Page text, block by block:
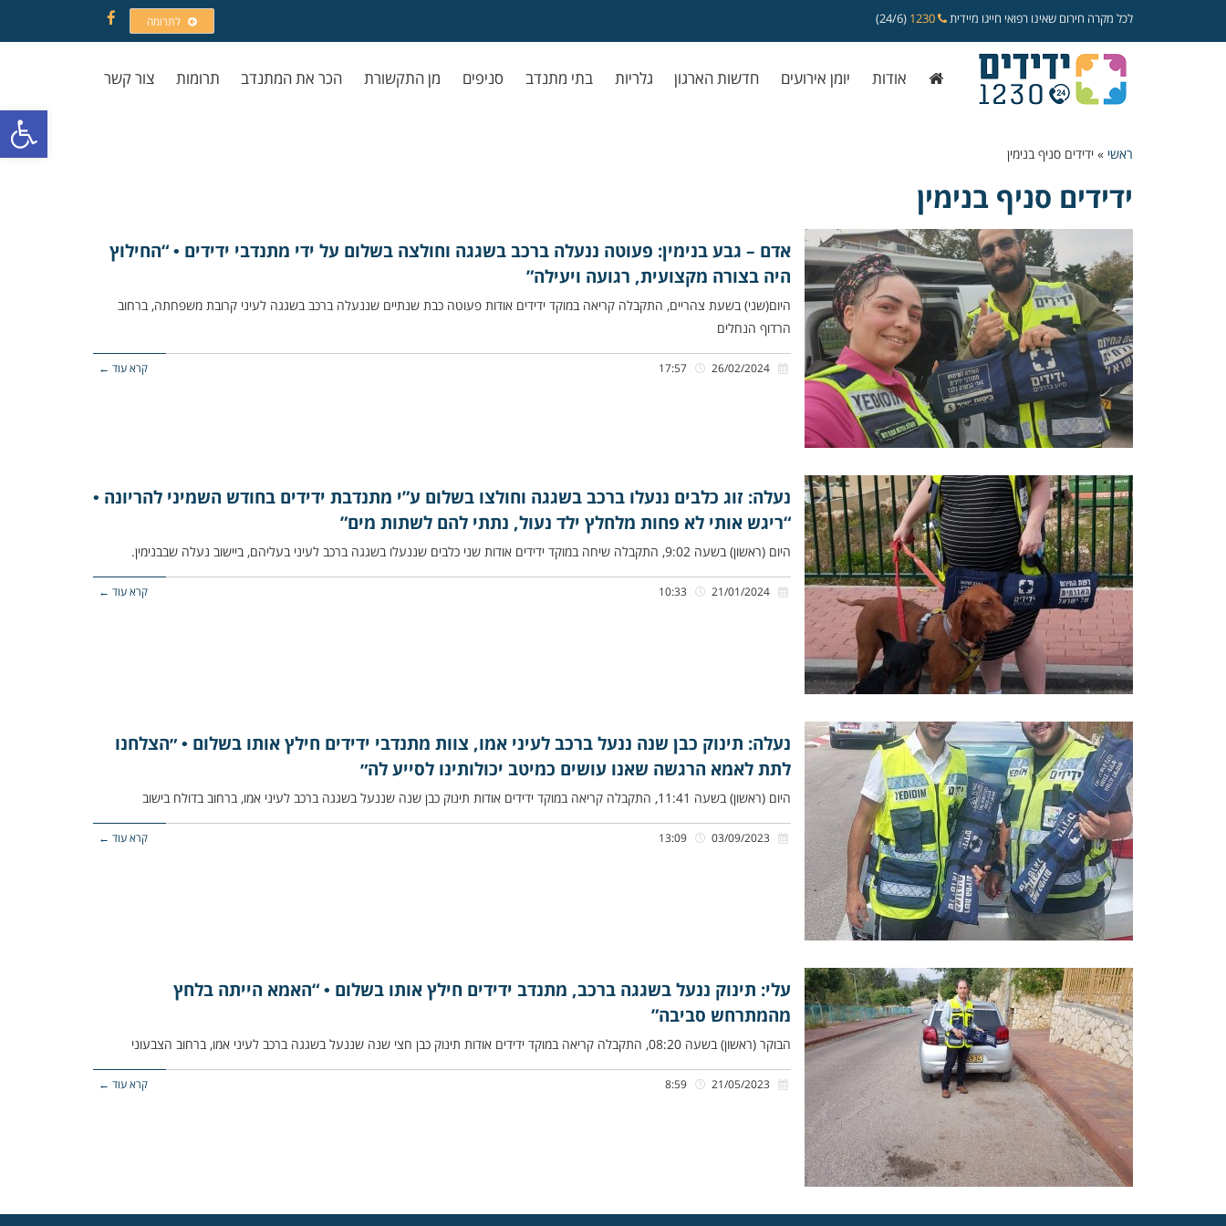
פתח
לכל מקרה חירום שאינו רפואי חייגו מיידית (24/6) לתרומה
Facebook
אודות יומן אירועים חדשות הארגון גלריות בתי מתנדב סניפים מן התקשורת הכר את המתנדב תרומות צור קשר
ראשי » ידידים סניף בנימין
ידידים סניף בנימין
אדם – גבע בנימין: פעוטה ננעלה ברכב בשגגה וחולצה בשלום על ידי מתנדבי ידידים • “החילוץ
היה בצורה מקצועית, רגועה ויעילה”
היום(שני) בשעת צהריים, התקבלה קריאה במוקד ידידים אודות פעוטה כבת שנתיים שננעלה ברכב בשגגה לעיני קרובת משפחתה, ברחוב
הרדוף הנחלים
קרא עוד ←
נעלה: זוג כלבים ננעלו ברכב בשגגה וחולצו בשלום ע”י מתנדבת ידידים בחודש השמיני להריונה •
“ריגש אותי לא פחות מלחלץ ילד נעול, נתתי להם לשתות מים”
היום (ראשון) בשעה 9:02, התקבלה שיחה במוקד ידידים אודות שני כלבים שננעלו בשגגה ברכב לעיני בעליהם, ביישוב נעלה שבבנימין.
קרא עוד ←
נעלה: תינוק כבן שנה ננעל ברכב לעיני אמו, צוות מתנדבי ידידים חילץ אותו בשלום • ״הצלחנו
לתת לאמא הרגשה שאנו עושים כמיטב יכולותינו לסייע לה״
היום (ראשון) בשעה 11:41, התקבלה קריאה במוקד ידידים אודות תינוק כבן שנה שננעל בשגגה ברכב לעיני אמו, ברחוב בדולח בישוב
קרא עוד ←
עלי: תינוק ננעל בשגגה ברכב, מתנדב ידידים חילץ אותו בשלום • “האמא הייתה בלחץ
מהמתרחש סביבה”
הבוקר (ראשון) בשעה 08:20, התקבלה קריאה במוקד ידידים אודות תינוק כבן חצי שנה שננעל בשגגה ברכב לעיני אמו, ברחוב הצבעוני
קרא עוד ←